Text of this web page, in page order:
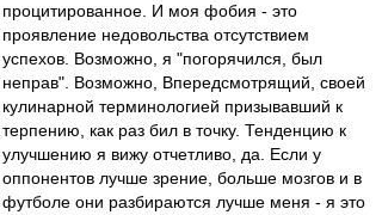
процитированное. И моя фобия - это
проявление недовольства отсутствием
успехов. Возможно, я "погорячился, был
неправ". Возможно, Впередсмотрящий, своей
кулинарной терминологией призывавший к
терпению, как раз бил в точку. Тенденцию к
улучшению я вижу отчетливо, да. Если у
оппонентов лучше зрение, больше мозгов и в
футболе они разбираются лучше меня - я это